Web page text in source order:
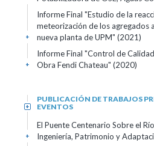
Informe Final "Estudio de la
meteorización de los agregados
nueva planta de UPM" (2021)
+
Informe Final "Control de
Obra Fendi Chateau" (2020)
+
PUBLICACIÓN DE TRABAJOS
EVENTOS
+
El Puente Centenario Sobre el
Ingeniería, Patrimonio y
+